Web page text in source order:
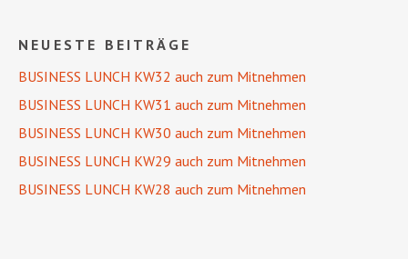
NEUESTE BEITRÄGE
BUSINESS LUNCH KW32 auch zum Mitnehmen
BUSINESS LUNCH KW31 auch zum Mitnehmen
BUSINESS LUNCH KW30 auch zum Mitnehmen
BUSINESS LUNCH KW29 auch zum Mitnehmen
BUSINESS LUNCH KW28 auch zum Mitnehmen